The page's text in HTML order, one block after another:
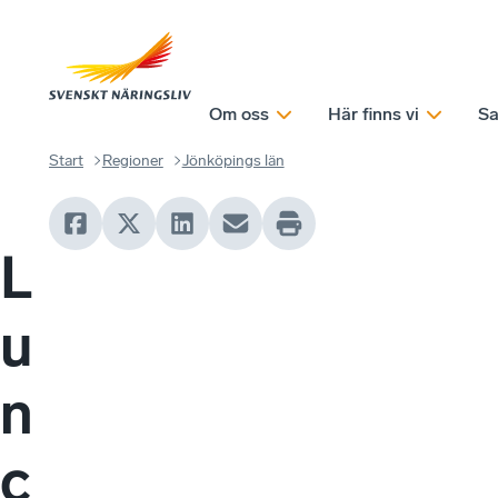
Om oss Här finns vi
Start Regioner Jönköpings län
L
u
n
c